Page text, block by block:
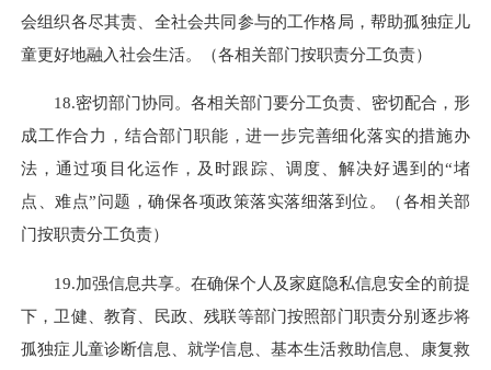
会组织各尽其责、全社会共同参与的工作格局，帮助孤独症儿
童更好地融入社会生活。（各相关部门按职责分工负责）
18.密切部门协同。各相关部门要分工负责、密切配合，形
成工作合力，结合部门职能，进一步完善细化落实的措施办
法，通过项目化运作，及时跟踪、调度、解决好遇到的“堵
点、难点”问题，确保各项政策落实落细落到位。（各相关部
门按职责分工负责）
19.加强信息共享。在确保个人及家庭隐私信息安全的前提
下，卫健、教育、民政、残联等部门按照部门职责分别逐步将
孤独症儿童诊断信息、就学信息、基本生活救助信息、康复救